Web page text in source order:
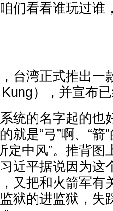
们看看谁玩过谁
台湾正式推出一
Kung），并宣布
统的名字起的也
就是“弓”啊、“箭
定中风”。推背
近平据说因为这
又把和火箭军有
狱的进监狱，失